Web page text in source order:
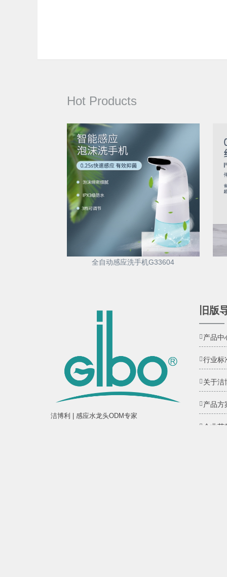
Hot Products
全自动感应洗手机G33604
洁博利 | 感应水龙头ODM专家
旧版
产品中
行业标
关于洁
产品方
企业荣